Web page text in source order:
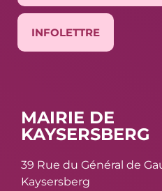
INFOLETTRE
MAIRIE DE
KAYSERSBERG
39 Rue du Général de
Kaysersberg